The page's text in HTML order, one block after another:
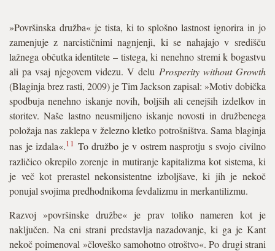
»Površinska družba« je tista, ki to splošno lastnost ignorira in jo
zamenjuje z narcističnimi nagnjenji, ki se nahajajo v središču
lažnega občutka identitete – tistega, ki nenehno stremi k bogastvu
ali pa vsaj njegovem videzu. V delu Prosperity without Growth
(Blaginja brez rasti, 2009) je Tim Jackson zapisal: »Motiv dobička
spodbuja nenehno iskanje novih, boljših ali cenejših izdelkov in
storitev. Naše lastno neusmiljeno iskanje novosti in družbenega
položaja nas zaklepa v železno kletko potrošništva. Sama blaginja
nas je izdala«.11 To družbo je v ostrem nasprotju s svojo civilno
različico okrepilo zorenje in mutiranje kapitalizma kot sistema, ki
je več kot prerastel nekonsistentne izboljšave, ki jih je nekoč
ponujal svojima predhodnikoma fevdalizmu in merkantilizmu.
Razvoj »površinske družbe« je prav toliko nameren kot je
naključen. Na eni strani predstavlja nazadovanje, ki ga je Kant
nekoč poimenoval »človeško samohotno otroštvo«. Po drugi strani